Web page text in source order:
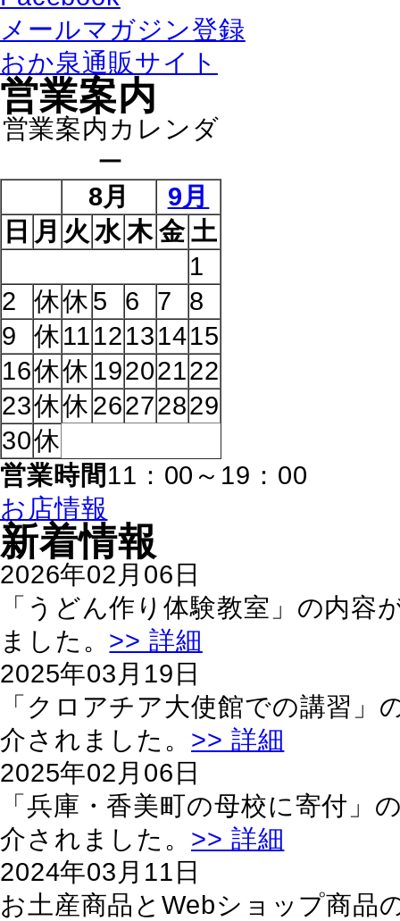
メールマガジン登録
おか泉通販サイト
営業案内
営業案内カレンダ
ー
8月
9月
日 月 火 水木金土
1
2
休休 5 6 7
8
9
休1112131415
16休休 19202122
23休休 26272829
30休
営業時間 11：00～19：00
お店情報
新着情報
2026年02月06日
「うどん作り体験教室」の内容
ました。 >> 詳細
2025年03月19日
「クロアチア大使館での講習」
介されました。 >> 詳細
2025年02月06日
「兵庫・香美町の母校に寄付」
介されました。 >> 詳細
2024年03月11日
お土産商品とWebショップ商品